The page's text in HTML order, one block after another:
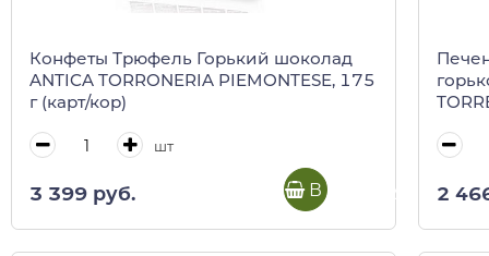
Конфеты Трюфель Горький шоколад
ANTICA TORRONERIA PIEMONTESE, 175
г (карт/кор)
шт
3 399 руб. В корзину 2